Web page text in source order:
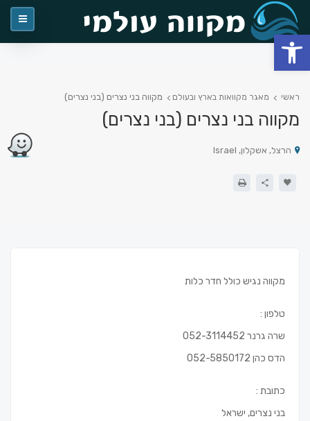
ראשי מאגר מקוואות בארץ ובעולם מקווה בני נצרים (בני נצרים)
מקווה בני נצרים (בני נצרים)
הרצל, אשקלון, Israel
מקווה נגיש כולל חדר כלות
טלפון :
שרה גרנר 052-3114452
הדס כהן 052-5850172
כתובת :
בני נצרים, ישראל
פתח סרגל נגישות